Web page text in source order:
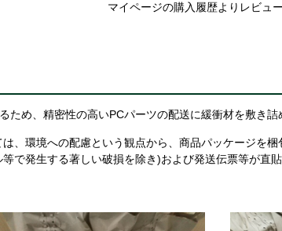
マイページの購入履歴よりレビュ
ため、精密性の高いPCパーツの配送に緩衝材を敷き
、環境への配慮という観点から、商品パッケージを
で発生する著しい破損を除き)および発送伝票等が直